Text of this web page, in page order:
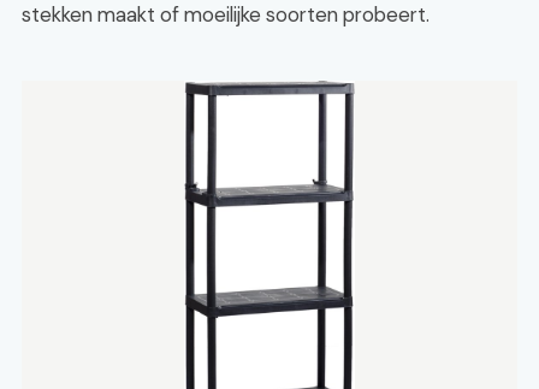
stekken maakt of moeilijke soorten probeert.